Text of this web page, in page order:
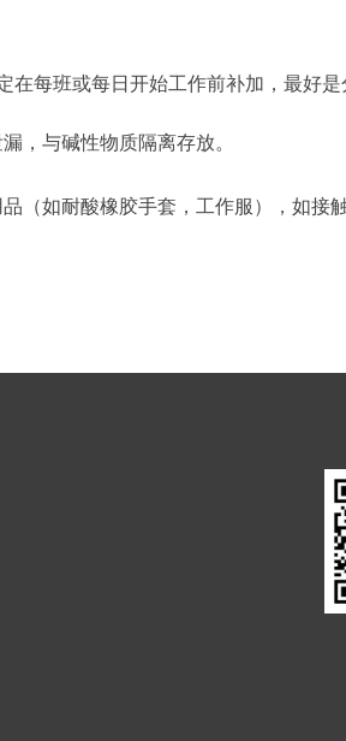
在每班或每日开始工作前补加，最好是
，与碱性物质隔离存放。
（如耐酸橡胶手套，工作服），如接